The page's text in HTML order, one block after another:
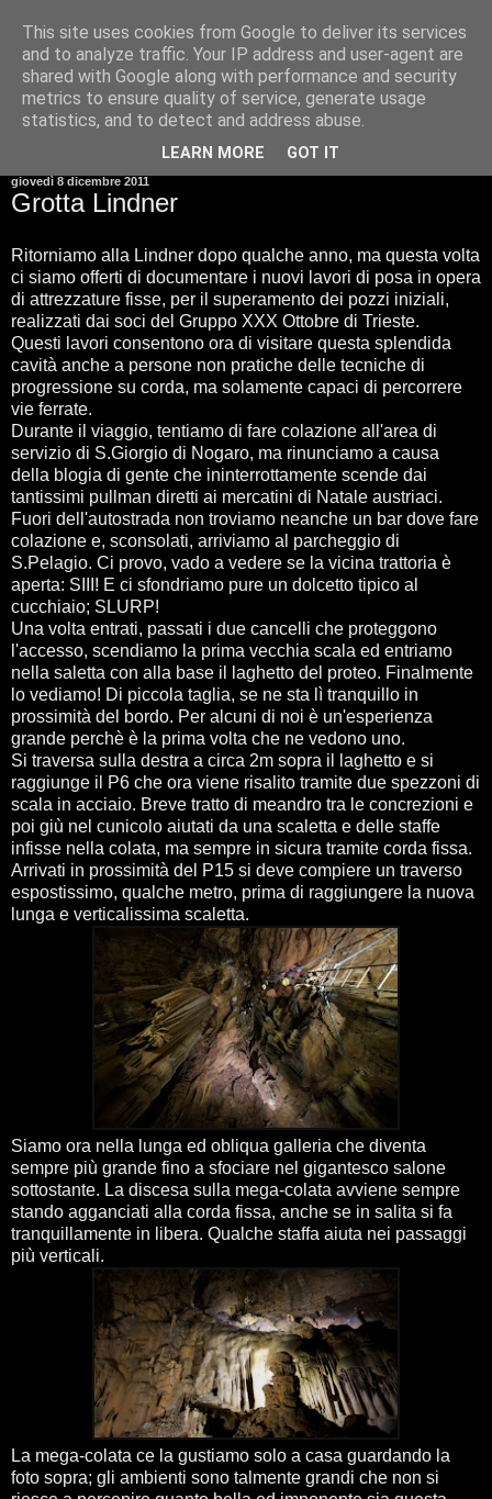
giovedì 8 dicembre 2011
Grotta Lindner
Ritorniamo alla Lindner dopo qualche anno, ma questa volta
ci siamo offerti di documentare i nuovi lavori di posa in opera
di attrezzature fisse, per il superamento dei pozzi iniziali,
realizzati dai soci del Gruppo XXX Ottobre di Trieste.
Questi lavori consentono ora di visitare questa splendida
cavità anche a persone non pratiche delle tecniche di
progressione su corda, ma solamente capaci di percorrere
vie ferrate.
Durante il viaggio, tentiamo di fare colazione all'area di
servizio di S.Giorgio di Nogaro, ma rinunciamo a causa
della blogia di gente che ininterrottamente scende dai
tantissimi pullman diretti ai mercatini di Natale austriaci.
Fuori dell'autostrada non troviamo neanche un bar dove fare
colazione e, sconsolati, arriviamo al parcheggio di
S.Pelagio. Ci provo, vado a vedere se la vicina trattoria è
aperta: SIII! E ci sfondriamo pure un dolcetto tipico al
cucchiaio; SLURP!
Una volta entrati, passati i due cancelli che proteggono
l'accesso, scendiamo la prima vecchia scala ed entriamo
nella saletta con alla base il laghetto del proteo. Finalmente
lo vediamo! Di piccola taglia, se ne sta lì tranquillo in
prossimità del bordo. Per alcuni di noi è un'esperienza
grande perchè è la prima volta che ne vedono uno.
Si traversa sulla destra a circa 2m sopra il laghetto e si
raggiunge il P6 che ora viene risalito tramite due spezzoni di
scala in acciaio. Breve tratto di meandro tra le concrezioni e
poi giù nel cunicolo aiutati da una scaletta e delle staffe
infisse nella colata, ma sempre in sicura tramite corda fissa.
Arrivati in prossimità del P15 si deve compiere un traverso
espostissimo, qualche metro, prima di raggiungere la nuova
lunga e verticalissima scaletta.
Siamo ora nella lunga ed obliqua galleria che diventa
sempre più grande fino a sfociare nel gigantesco salone
sottostante. La discesa sulla mega-colata avviene sempre
stando agganciati alla corda fissa, anche se in salita si fa
tranquillamente in libera. Qualche staffa aiuta nei passaggi
più verticali.
La mega-colata ce la gustiamo solo a casa guardando la
foto sopra; gli ambienti sono talmente grandi che non si
This site uses cookies from Google to deliver its services
and to analyze traffic. Your IP address and user-agent are
shared with Google along with performance and security
metrics to ensure quality of service, generate usage
statistics, and to detect and address abuse.
LEARN MORE GOT IT